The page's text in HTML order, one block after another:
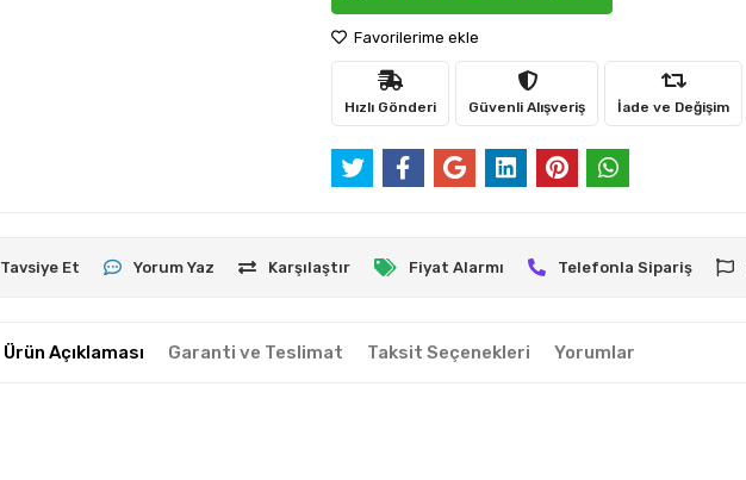
Favorilerime ekle
Hızlı Gönderi Güvenli Alışveriş İade ve Değişim
Tavsiye Et Yorum Yaz Karşılaştır Fiyat Alarmı Telefonla Sipariş
Ürün Açıklaması Garanti ve Teslimat Taksit Seçenekleri Yorumlar